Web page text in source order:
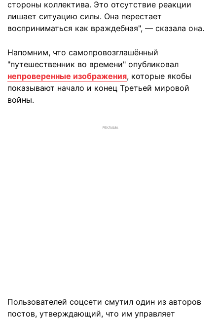
стороны коллектива. Это отсутствие реакции
лишает ситуацию силы. Она перестает
восприниматься как враждебная", — сказала она.
Напомним, что самопровозглашённый
"путешественник во времени" опубликовал
непроверенные изображения, которые якобы
показывают начало и конец Третьей мировой
войны.
РЕКЛАМА
Пользователей соцсети смутил один из авторов
постов, утверждающий, что им управляет